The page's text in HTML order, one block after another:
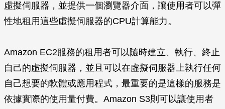
虛擬伺服器，並提供一個瀏覽器介面，讓使用者可以彈
性地租用這些虛擬伺服器的CPU計算能力。
Amazon EC2服務的租用者可以隨時建立、執行、終止
自己的虛擬伺服器，並且可以在虛擬伺服器上執行任何
自己想要的軟體或應用程式，最重要的是這樣的服務是
依據實際的使用量付費。Amazon S3則可以讓使用者